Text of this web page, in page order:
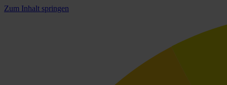
Zum Inhalt springen